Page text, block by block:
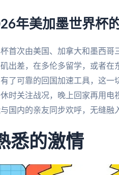
年美加墨世界杯
首次由美国、加拿大和墨西
出差，在多伦多留学，或者
了可靠的回国加速工具，这
时关注战况，晚上回家再用
国内的亲友同步欢呼，无缝融
悉的激情